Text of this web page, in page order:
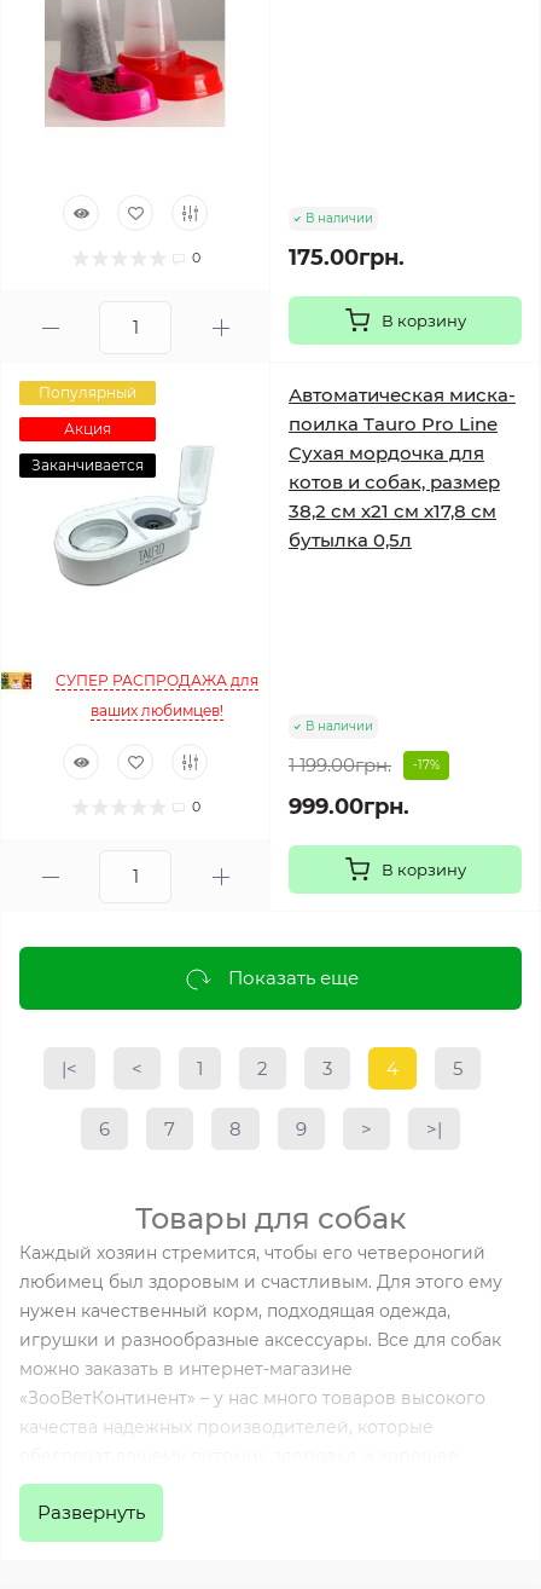
0
В наличии
175.00грн.
В корзину
Популярный
Акция
Заканчивается
0
СУПЕР РАСПРОДАЖА для
ваших любимцев!
Автоматическая миска-
поилка Tauro Pro Line
Сухая мордочка для
котов и собак, размер
38,2 см х21 см х17,8 см
бутылка 0,5л
В наличии
1 199.00грн. -17%
999.00грн.
В корзину
Показать еще
|< < 1 2 3 4 5
6 7 8 9 > >|
Товары для собак
Каждый хозяин стремится, чтобы его четвероногий
любимец был здоровым и счастливым. Для этого ему
нужен качественный корм, подходящая одежда,
игрушки и разнообразные аксессуары. Все для собак
можно заказать в интернет-магазине
«ЗооВетКонтинент» – у нас много товаров высокого
качества надежных производителей, которые
настроение, а вам помогут заботиться о нем.
Развернуть